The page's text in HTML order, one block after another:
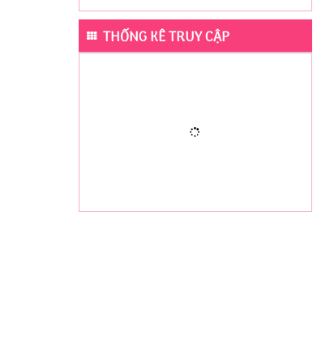
THỐNG KÊ TRUY CẬP